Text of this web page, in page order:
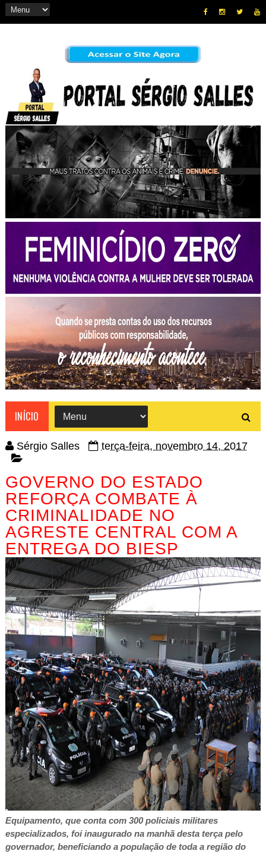
INÍCIO
Sérgio Salles terça-feira, novembro 14, 2017
GOVERNO DO ESTADO
REFORÇA COMBATE À
CRIMINALIDADE NO
AGRESTE CENTRAL COM A
ENTREGA DO BIESP
Equipamento, que conta com 300 policiais militares
especializados, foi inaugurado na manhã desta terça pelo
governador, beneficiando a população de toda a região do